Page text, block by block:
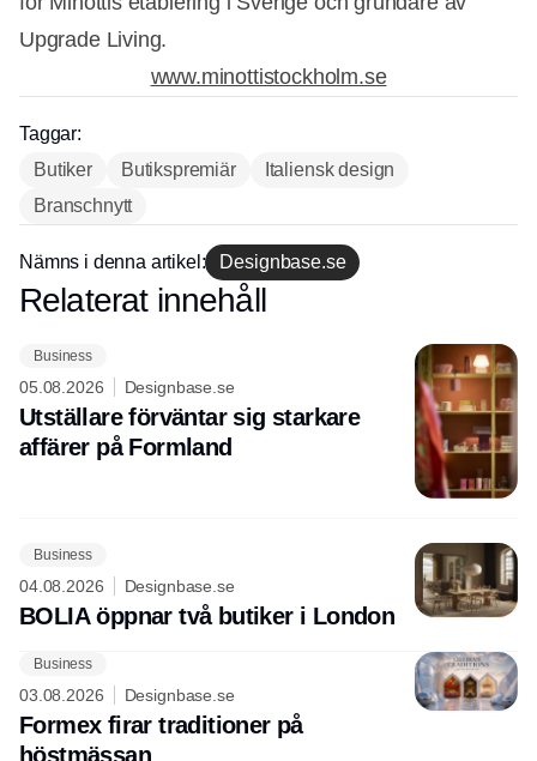
Upgrade Living.
Annons
www.minottistockholm.se
Taggar:
Butiker
Butikspremiär
Italiensk design
Branschnytt
Nämns i denna artikel: Designbase.se
Annons
Relaterat innehåll
Business
05.08.2026 Designbase.se
Utställare förväntar sig starkare
affärer på Formland
Business
04.08.2026 Designbase.se
BOLIA öppnar två butiker i London
Business
03.08.2026 Designbase.se
Formex firar traditioner på
höstmässan